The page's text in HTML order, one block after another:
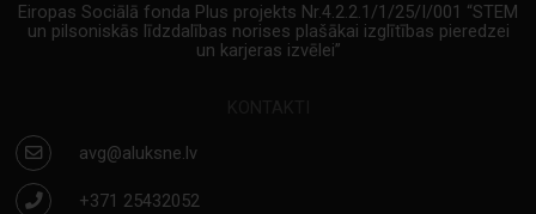
Eiropas Sociālā fonda Plus projekts Nr.4.2.2.1/1/25/I/001 “STEM
un pilsoniskās līdzdalības norises plašākai izglītības pieredzei
un karjeras izvēlei”
avg@aluksne.lv
+371 25432052